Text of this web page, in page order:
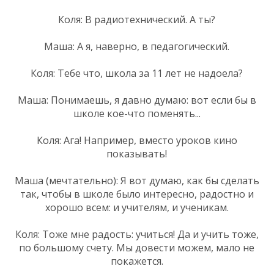
Коля: В радиотехнический. А ты?
Маша: А я, наверно, в педагогический.
Коля: Тебе что, школа за 11 лет не надоела?
Маша: Понимаешь, я давно думаю: вот если бы в
школе кое-что поменять...
Коля: Ага! Например, вместо уроков кино
показывать!
Маша (мечтательно): Я вот думаю, как бы сделать
так, чтобы в школе было интересно, радостно и
хорошо всем: и учителям, и ученикам.
Коля: Тоже мне радость: учиться! Да и учить тоже,
по большому счету. Мы довести можем, мало не
покажется.